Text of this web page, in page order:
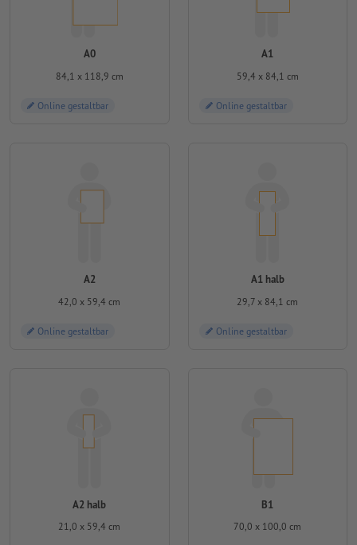
A0
84,1 x 118,9 cm
Online gestaltbar
A1
59,4 x 84,1 cm
Online gestaltbar
A2
42,0 x 59,4 cm
Online gestaltbar
A1 halb
29,7 x 84,1 cm
Online gestaltbar
A2 halb
21,0 x 59,4 cm
B1
70,0 x 100,0 cm